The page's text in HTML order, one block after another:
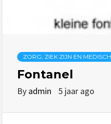
ZORG, ZIEK ZIJN EN MEDISCH
Fontanel
By admin 5 jaar ago